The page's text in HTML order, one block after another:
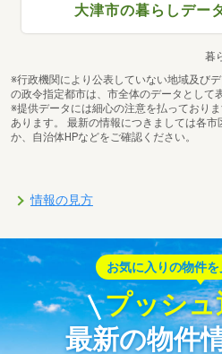
大津市の暮らしデー
暮
※行政機関により公表していない地域及び
の政令指定都市は、市全体のデータとして
※提供データには細心の注意を払っており
あります。 最新の情報につきましては各市
か、自治体HPなどをご確認ください。
情報の見方
お気に入りの物件を
プッシュ
最新の物件